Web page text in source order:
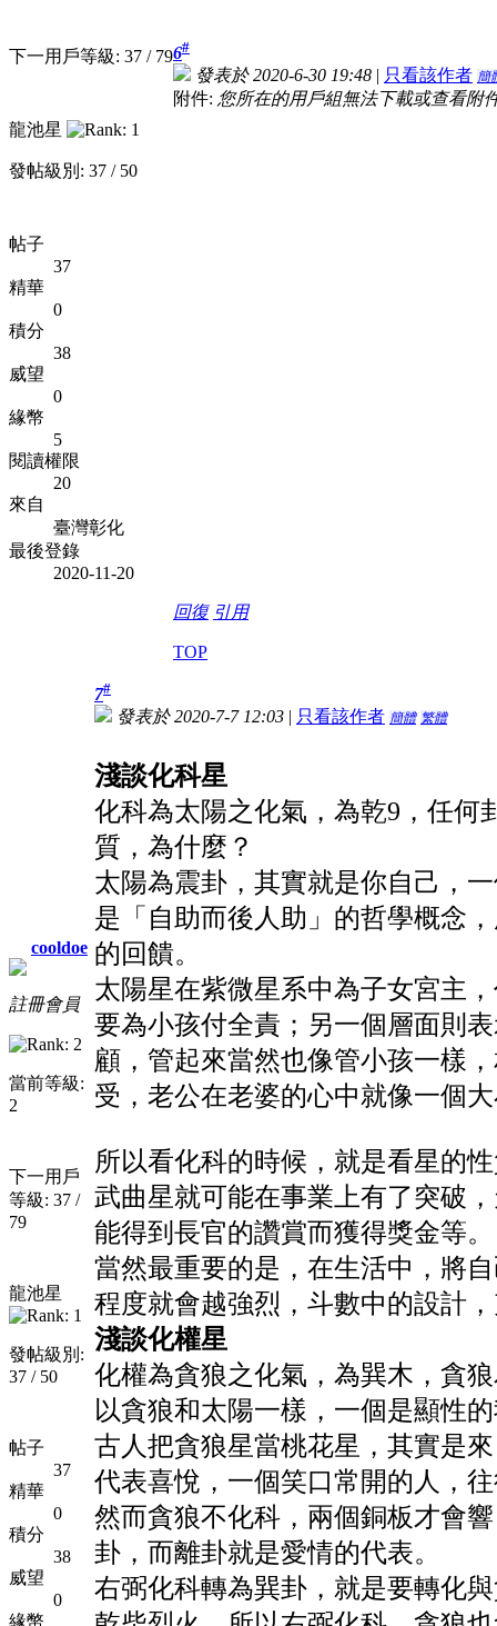
下一用戶等級: 37 / 79
龍池星
發帖級別: 37 / 50
帖子
37
精華
0
積分
38
威望
0
緣幣
5
閱讀權限
20
來自
臺灣彰化
最後登錄
2020-11-20
6#
發表於 2020-6-30 19:48 | 只看該作者 簡
附件: 您所在的用戶組無法下載或查看附
回復 引用
TOP
cooldoe
註冊會員
當前等級:
2
下一用戶
等級: 37 /
79
龍池星
發帖級別:
37 / 50
帖子
37
精華
0
積分
38
威望
0
緣幣
7#
發表於 2020-7-7 12:03 | 只看該作者 簡體 繁體
淺談化科星
化科為太陽之化氣，為乾9，任何
質，為什麼？
太陽為震卦，其實就是你自己，
是「自助而後人助」的哲學概念
的回饋。
太陽星在紫微星系中為子女宮主
要為小孩付全責；另一個層面則
顧，管起來當然也像管小孩一樣
受，老公在老婆的心中就像一個
所以看化科的時候，就是看星的
武曲星就可能在事業上有了突破
能得到長官的讚賞而獲得獎金等。
當然最重要的是，在生活中，將
程度就會越強烈，斗數中的設計
淺談化權星
化權為貪狼之化氣，為巽木，貪
以貪狼和太陽一樣，一個是顯性
古人把貪狼星當桃花星，其實是
代表喜悅，一個笑口常開的人，
然而貪狼不化科，兩個銅板才會
卦，而離卦就是愛情的代表。
右弼化科轉為巽卦，就是要轉化